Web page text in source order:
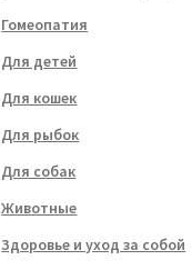
Гомеопатия
Для детей
Для кошек
Для рыбок
Для собак
Животные
Здоровье и уход за собой